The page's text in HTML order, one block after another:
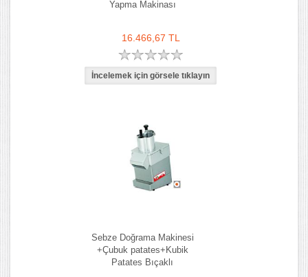
Yapma Makinası
16.466,67 TL
Sebze Doğrama Makinesi
+Çubuk patates+Kubik
Patates Bıçaklı